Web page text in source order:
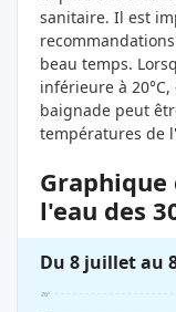
sanitaire. Il est
beau temps.
inférieure à
baignade peut
températures de
l'eau des
Du 8 juillet au
26°